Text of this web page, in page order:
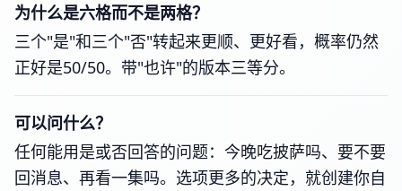
为什么是六格而不是两格？
三个"是"和三个"否"转起来更顺、更好看，概率仍然
正好是50/50。带"也许"的版本三等分。
可以问什么？
任何能用是或否回答的问题：今晚吃披萨吗、要不要
回消息、再看一集吗。选项更多的决定，就创建你自